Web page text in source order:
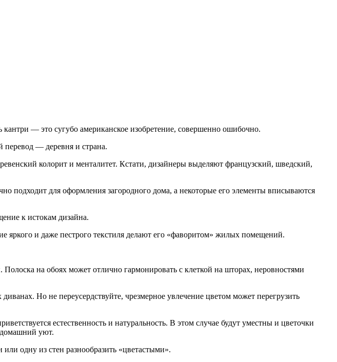
— это сугубо американское изобретение, совершенно ошибочно.
перевод — деревня и страна.
колорит и менталитет. Кстати, дизайнеры выделяют французский, шведский,
подходит для оформления загородного дома, а некоторые его элементы вписываются
к истокам дизайна.
яркого и даже пестрого текстиля делают его «фаворитом» жилых помещений.
на обоях может отлично гармонировать с клеткой на шторах, неровностями
Но не переусердствуйте, чрезмерное увлечение цветом может перегрузить
естественность и натуральность. В этом случае будут уместны и цветочки
домашний уют.
одну из стен разнообразить «цветастыми».